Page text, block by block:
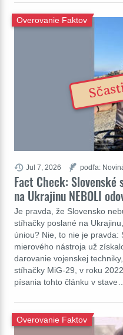
Fact Check:
na Ukrajinu NEBOLI
Overovanie Faktov
Je pravda, že Slovensko
stíhačky poslané na
úniou? Nie, to nie je pravda:
mierového nástroja už
darovanie vojenskej
stíhačky MiG-29, v roku
písania tohto článku v stave…
Jul 7, 2026 podľa:
Overovanie Faktov